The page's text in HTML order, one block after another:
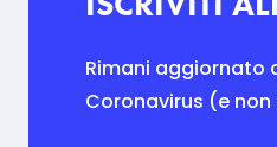
Rimani aggiornato
Coronavirus (e